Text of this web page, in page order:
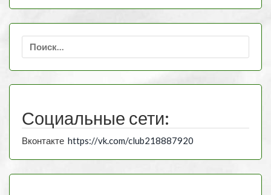
Социальные сети:
Вконтакте https://vk.com/club218887920